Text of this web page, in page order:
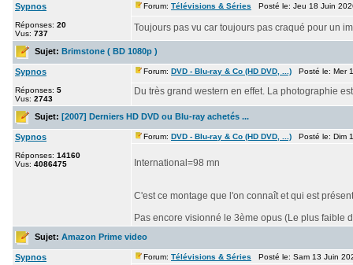
Sypnos
Réponses: 20
Vus: 737
Forum: Télévisions & Séries Posté le: Jeu 18 Juin
Toujours pas vu car toujours pas craqué pour un
Sujet: Brimstone ( BD 1080p )
Sypnos
Réponses: 5
Vus: 2743
Forum: DVD - Blu-ray & Co (HD DVD, ...) Posté le: Mer
Du très grand western en effet. La photographie
Sujet: [2007] Derniers HD DVD ou Blu-ray achetés ...
Sypnos
Réponses: 14160
Vus: 4086475
Forum: DVD - Blu-ray & Co (HD DVD, ...) Posté le: Dim
International=98 mn
C'est ce montage que l'on connaît et qui est
Pas encore visionné le 3ème opus (Le plus faible
Sujet: Amazon Prime video
Sypnos Forum: Télévisions & Séries Posté le: Sam 13 Juin